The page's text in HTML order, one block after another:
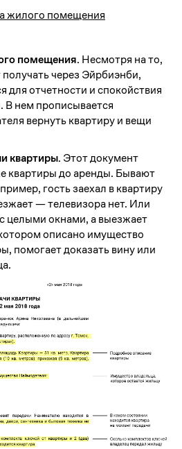
жилого помещения
помещения. Несмотря на то,
через Эйрбиэнби,
для отчетности и спокойствия
В нем прописывается
вернуть квартиру и вещи
квартиры. Этот документ
квартиры до аренды. Бывают
гость заехал в квартиру
— телевизора нет. Или
целыми окнами, а выезжает
описано имущество
помогает доказать вину или